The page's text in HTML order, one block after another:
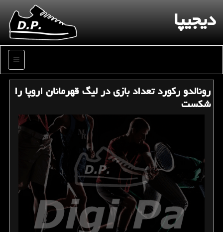
دیجیپا
منو
رونالدو رکورد تعداد بازی در لیگ قهرمانان اروپا را
شکست